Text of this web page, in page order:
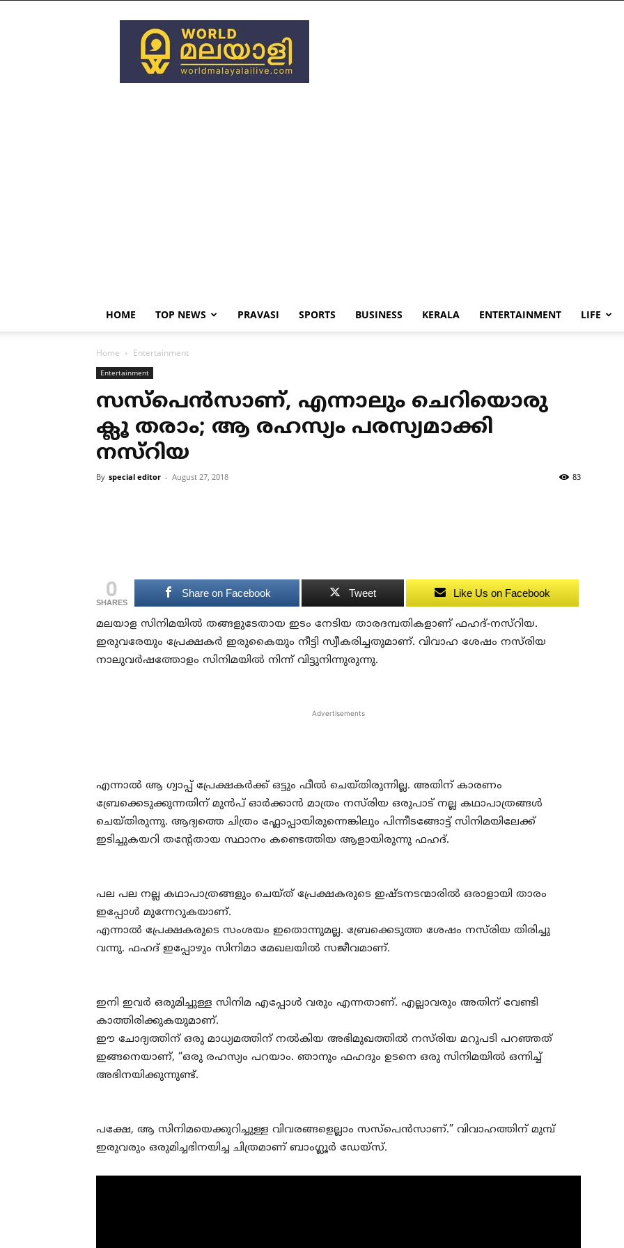
World
Malayali
Live
HOME TOP NEWS PRAVASI SPORTS BUSINESS KERALA ENTERTAINMENT LIFE
Home Entertainment
Entertainment
സസ്പെന്‍സാണ്, എന്നാലും ചെറിയൊരു
ക്ലൂ തരാം; ആ രഹസ്യം പരസ്യമാക്കി
നസ്റിയ
By special editor - August 27, 2018 83
0
SHARES
Share on Facebook Tweet Like Us on Facebook
മലയാള സിനിമയില്‍ തങ്ങളുടേതായ ഇടം നേടിയ താരദമ്പതികളാണ് ഫഹദ്-നസ്റിയ.
ഇരുവരേയും പ്രേക്ഷകര്‍ ഇരുകൈയും നീട്ടി സ്വീകരിച്ചതുമാണ്. വിവാഹ ശേഷം നസ്‌രിയ
നാലുവര്‍ഷത്തോളം സിനിമയില്‍ നിന്ന് വിട്ടുനിന്നുരുന്നു.
Advertisements
എന്നാല്‍ ആ ഗ്യാപ്പ് പ്രേക്ഷകര്‍ക്ക് ഒട്ടും ഫീല്‍ ചെയ്‌തിരുന്നില്ല. അതിന് കാരണം
ബ്രേക്കെടുക്കുന്നതിന് മുന്‍പ് ഓര്‍ക്കാന്‍ മാത്രം നസ്‌രിയ ഒരുപാട് നല്ല കഥാപാത്രങ്ങള്‍
ചെയ്‌തിരുന്നു. ആദ്യത്തെ ചിത്രം ഫ്ലോപ്പായിരുന്നെങ്കിലും പിന്നീടങ്ങോട്ട് സിനിമയിലേക്ക്
ഇടിച്ചുകയറി തന്റേതായ സ്ഥാനം കണ്ടെത്തിയ ആളായിരുന്നു ഫഹദ്.
പല പല നല്ല കഥാപാത്രങ്ങളും ചെയ്‌ത് പ്രേക്ഷകരുടെ ഇഷ്‌ടനടന്മാരില്‍ ഒരാളായി താരം
ഇപ്പോള്‍ മുന്നേറുകയാണ്.
എന്നാല്‍ പ്രേക്ഷകരുടെ സംശയം ഇതൊന്നുമല്ല. ബ്രേക്കെടുത്ത ശേഷം നസ്‌രിയ തിരിച്ചു
വന്നു. ഫഹദ് ഇപ്പോഴും സിനിമാ മേഖലയില്‍ സജീവമാണ്.
ഇനി ഇവര്‍ ഒരുമിച്ചുള്ള സിനിമ എപ്പോള്‍ വരും എന്നതാണ്. എല്ലാവരും അതിന് വേണ്ടി
കാത്തിരിക്കുകയുമാണ്.
ഈ ചോദ്യത്തിന് ഒരു മാധ്യമത്തിന് നല്‍കിയ അഭിമുഖത്തില്‍ നസ്‌രിയ മറുപടി പറഞ്ഞത്
ഇങ്ങനെയാണ്, “ഒരു രഹസ്യം പറയാം. ഞാനും ഫഹദും ഉടനെ ഒരു സിനിമയില്‍ ഒന്നിച്ച്‌
അഭിനയിക്കുന്നുണ്ട്.
പക്ഷേ, ആ സിനിമയെക്കുറിച്ചുള്ള വിവരങ്ങളെല്ലാം സസ്‌പെന്‍സാണ്.” വിവാഹത്തിന് മുമ്പ്‌
ഇരുവരും ഒരുമിച്ചഭിനയിച്ച ചിത്രമാണ് ബാംഗ്ലൂര്‍ ഡേയ്‌സ്.